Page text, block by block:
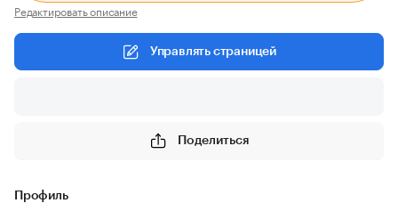
Редактировать описание
Управлять страницей
Поделиться
Профиль